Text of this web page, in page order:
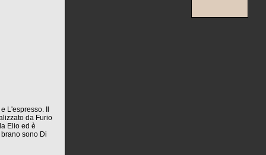
L'espresso. Il
da Furio
Elio ed è
sono Di